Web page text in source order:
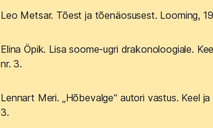
Leo Metsar. Tõest ja tõenäosusest. Looming,
Elina Öpik. Lisa soome-ugri drakonoloogiale.
nr. 3.
Lennart Meri. „Hõbevalge“ autori vastus. Keel ja
3.